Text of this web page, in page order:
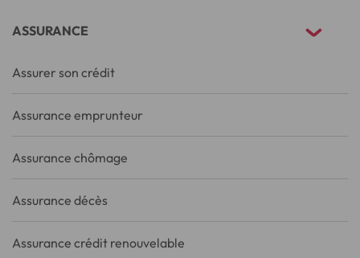
ASSURANCE
Assurer son crédit
Assurance emprunteur
Assurance chômage
Assurance décès
Assurance crédit renouvelable